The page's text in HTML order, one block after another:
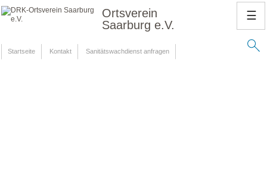
Ortsverein
Saarburg e.V.
Startseite Kontakt Sanitätswachdienst anfragen
☰